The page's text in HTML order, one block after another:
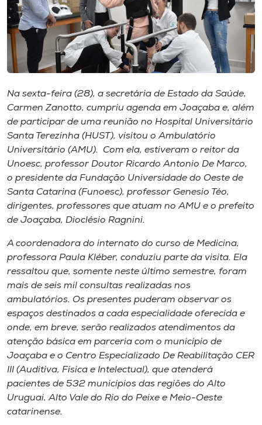
I.nova
Diplomados
Cultura
CPA
Biblioteca
Editora
Museu
Unoesc
Store
Selecione
o idioma
Na sexta-feira (28), a secretária de Estado da Saúde,
Carmen Zanotto, cumpriu agenda em Joaçaba e, além
de participar de uma reunião no Hospital Universitário
Santa Terezinha (HUST), visitou o Ambulatório
Universitário (AMU). Com ela, estiveram o reitor da
Unoesc, professor Doutor Ricardo Antonio De Marco,
o presidente da Fundação Universidade do Oeste de
Santa Catarina (Funoesc), professor Genesio Téo,
dirigentes, professores que atuam no AMU e o prefeito
de Joaçaba, Dioclésio Ragnini.
A coordenadora do internato do curso de Medicina,
professora Paula Kléber, conduziu parte da visita. Ela
ressaltou que, somente neste último semestre, foram
mais de seis mil consultas realizadas nos
ambulatórios. Os presentes puderam observar os
espaços destinados a cada especialidade oferecida e
onde, em breve, serão realizados atendimentos da
atenção básica em parceria com o município de
Joaçaba e o Centro Especializado De Reabilitação CER
III (Auditiva, Física e Intelectual), que atenderá
pacientes de 532 municípios das regiões do Alto
Uruguai, Alto Vale do Rio do Peixe e Meio-Oeste
catarinense.